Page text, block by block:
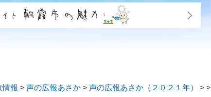
情報 > 声の広報あさか > 声の広報あさか（２０２１年） > >